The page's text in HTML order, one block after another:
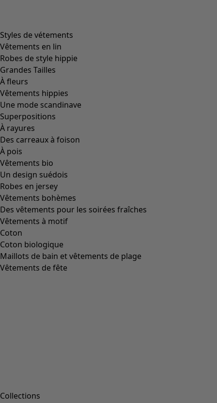
Styles de vétements
Vêtements en lin
Robes de style hippie
Grandes Tailles
À fleurs
Vêtements hippies
Une mode scandinave
Superpositions
À rayures
Des carreaux à foison
À pois
Vêtements bio
Un design suédois
Robes en jersey
Vêtements bohèmes
Des vêtements pour les soirées fraîches
Vêtements à motif
Coton
Coton biologique
Maillots de bain et vêtements de plage
Vêtements de fête
Collections